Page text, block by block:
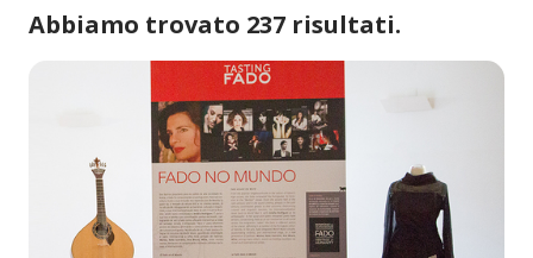
Abbiamo trovato 237 risultati.